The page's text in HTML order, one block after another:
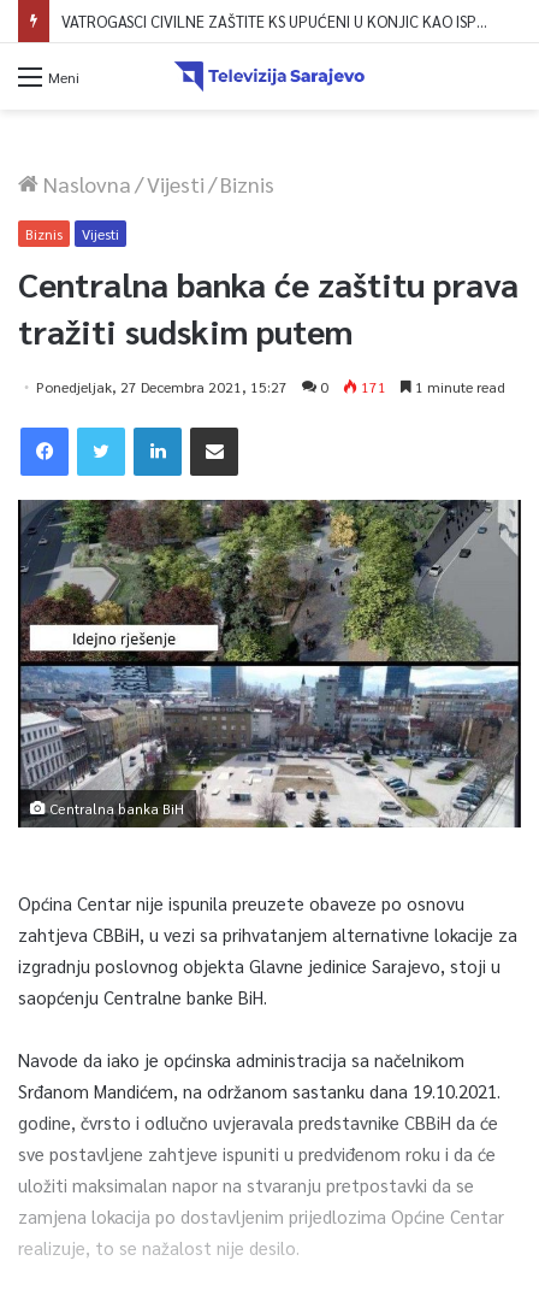
VATROGASCI CIVILNE ZAŠTITE KS UPUĆENI U KONJIC KAO ISPOMOĆ U GAŠENJU POŽARA
Meni
Naslovna/Vijesti/Biznis
Biznis Vijesti
Centralna banka će zaštitu prava
tražiti sudskim putem
Ponedjeljak, 27 Decembra 2021, 15:27 0 171 1 minute read
Centralna banka BiH
Općina Centar nije ispunila preuzete obaveze po osnovu
zahtjeva CBBiH, u vezi sa prihvatanjem alternativne lokacije za
izgradnju poslovnog objekta Glavne jedinice Sarajevo, stoji u
saopćenju Centralne banke BiH.
Navode da iako je općinska administracija sa načelnikom
Srđanom Mandićem, na održanom sastanku dana 19.10.2021.
godine, čvrsto i odlučno uvjeravala predstavnike CBBiH da će
sve postavljene zahtjeve ispuniti u predviđenom roku i da će
uložiti maksimalan napor na stvaranju pretpostavki da se
zamjena lokacija po dostavljenim prijedlozima Općine Centar
realizuje, to se nažalost nije desilo.